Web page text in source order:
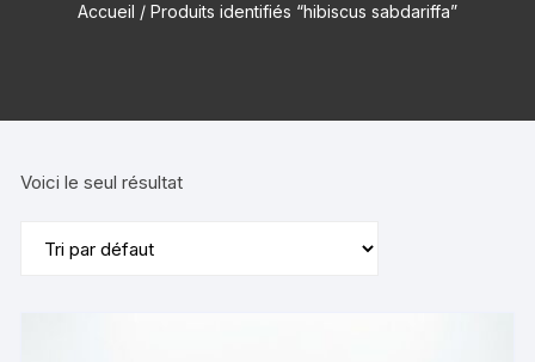
Accueil / Produits identifiés “hibiscus sabdariffa”
Voici le seul résultat